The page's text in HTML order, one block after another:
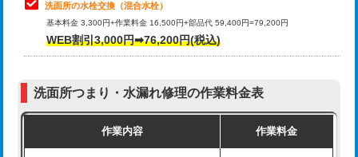
マス交換（深さ50㎝未満）
マス交換（深さ50㎝以上）
モルタル補修（厚さ10㎝まで） 27,500円
交換・取付(混合水栓（壁付・デッキ
式・ワンホール）)
16,500円+材料費
（P/S/ポップアップ））
交換・取付（その他部品） 11,000円+材料費
持込商品取付（単水栓） 13,200円
洗面所の水栓交換（混合水栓）
基本料金 3,300円+作業料金 16,500円+部品代 59,400円=79,200円
WEB割引3,000円➡76,200円(税込)
洗面所つまり・水漏れ修理の作業料金表
作業内容 作業料金